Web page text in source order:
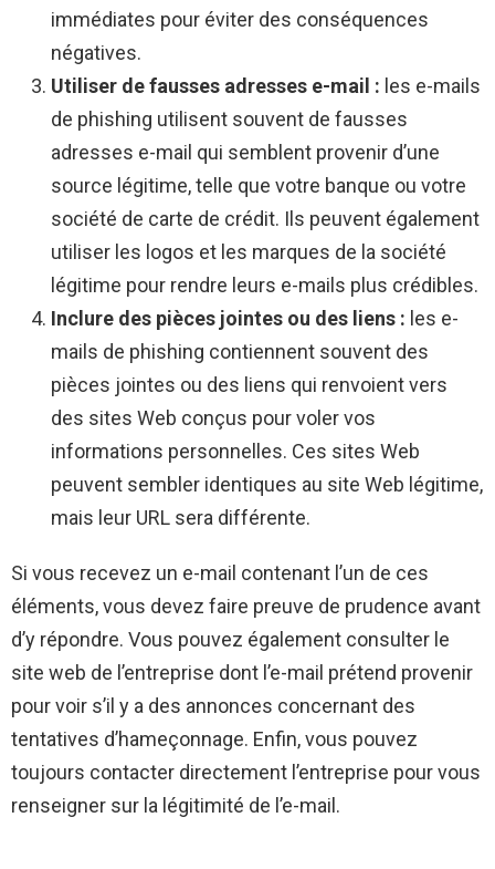
immédiates pour éviter des conséquences
négatives.
Utiliser de fausses adresses e-mail : les e-mails
de phishing utilisent souvent de fausses
adresses e-mail qui semblent provenir d’une
source légitime, telle que votre banque ou votre
société de carte de crédit. Ils peuvent également
utiliser les logos et les marques de la société
légitime pour rendre leurs e-mails plus crédibles.
Inclure des pièces jointes ou des liens : les e-
mails de phishing contiennent souvent des
pièces jointes ou des liens qui renvoient vers
des sites Web conçus pour voler vos
informations personnelles. Ces sites Web
peuvent sembler identiques au site Web légitime,
mais leur URL sera différente.
Si vous recevez un e-mail contenant l’un de ces
éléments, vous devez faire preuve de prudence avant
d’y répondre. Vous pouvez également consulter le
site web de l’entreprise dont l’e-mail prétend provenir
pour voir s’il y a des annonces concernant des
tentatives d’hameçonnage. Enfin, vous pouvez
toujours contacter directement l’entreprise pour vous
renseigner sur la légitimité de l’e-mail.